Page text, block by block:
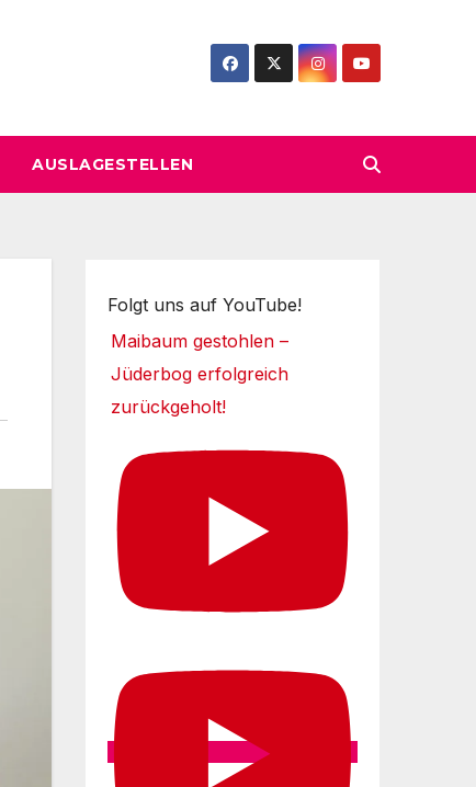
AUSLAGESTELLEN
Folgt uns auf YouTube!
Maibaum gestohlen –
Jüderbog erfolgreich
zurückgeholt!